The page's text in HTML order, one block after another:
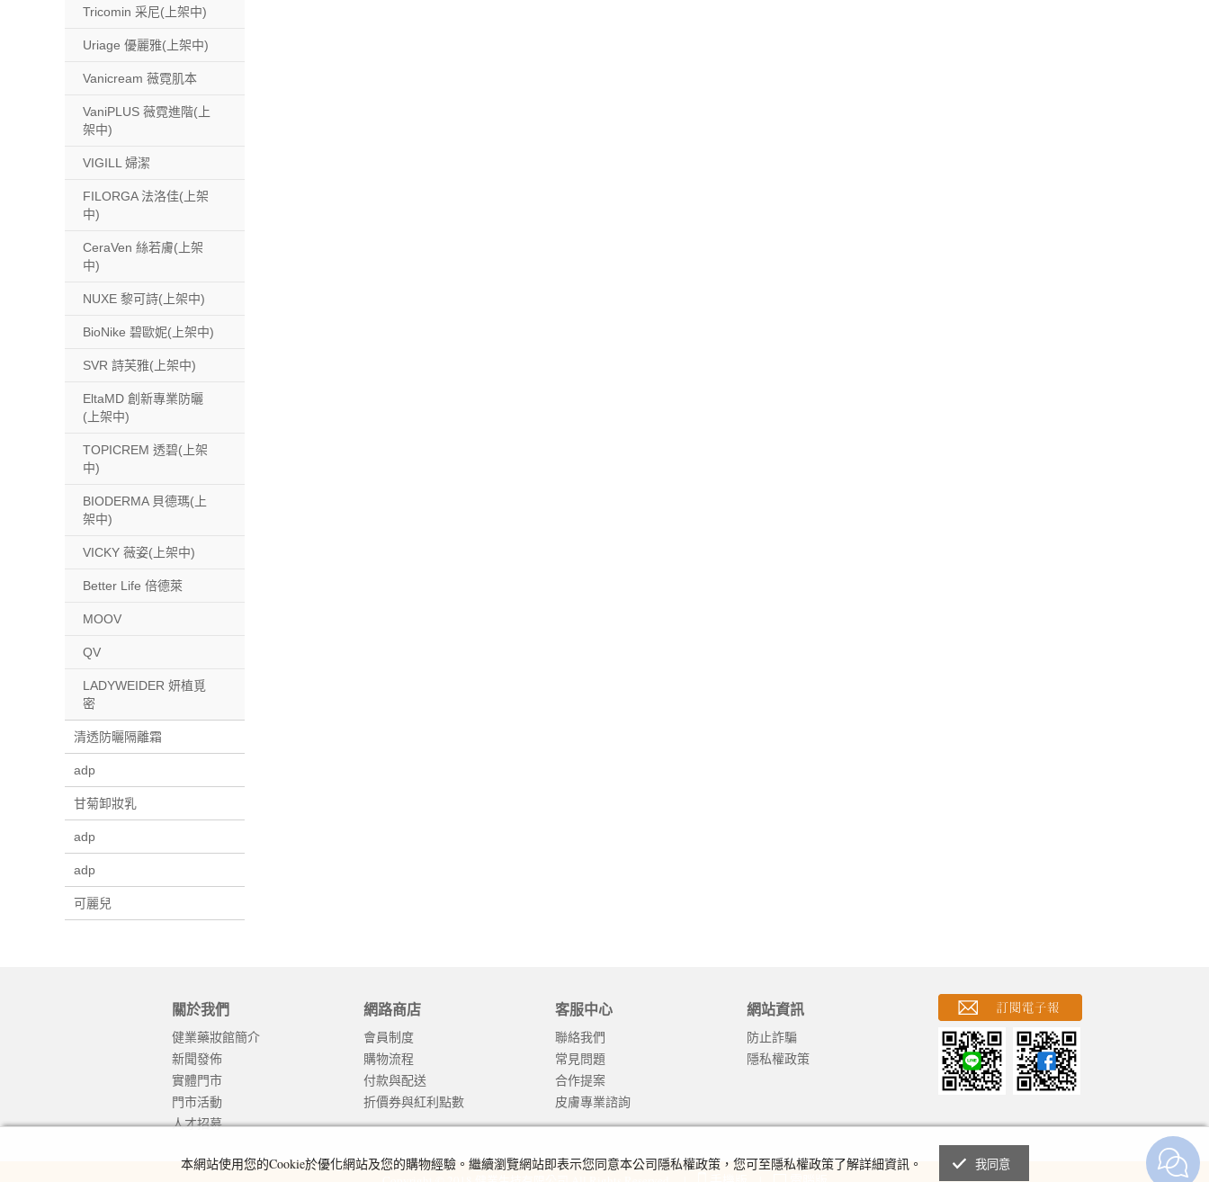
Tricomin 采尼(上架中)
Uriage 優麗雅(上架中)
Vanicream 薇霓肌本
VaniPLUS 薇霓進階(上
架中)
VIGILL 婦潔
FILORGA 法洛佳(上架
中)
CeraVen 絲若膚(上架
中)
NUXE 黎可詩(上架中)
BioNike 碧歐妮(上架中)
SVR 詩芙雅(上架中)
EltaMD 創新專業防曬
(上架中)
TOPICREM 透碧(上架
中)
BIODERMA 貝德瑪(上
架中)
VICKY 薇姿(上架中)
Better Life 倍德萊
MOOV
QV
LADYWEIDER 妍植覓
密
清透防曬隔離霜
adp
甘菊卸妝乳
adp
adp
可麗兒
關於我們
健業藥妝館簡介
新聞發佈
實體門市
門市活動
人才招募
網路商店
會員制度
購物流程
付款與配送
折價券與紅利點數
客服中心
聯絡我們
常見問題
合作提案
皮膚專業諮詢
網站資訊
防止詐騙
隱私權政策
本網站使用您的Cookie於優化網站及您的購物經驗。繼續瀏覽網站即表示您同意本公司隱私權政策，您可至隱私權政策了解詳細資訊。 我同意